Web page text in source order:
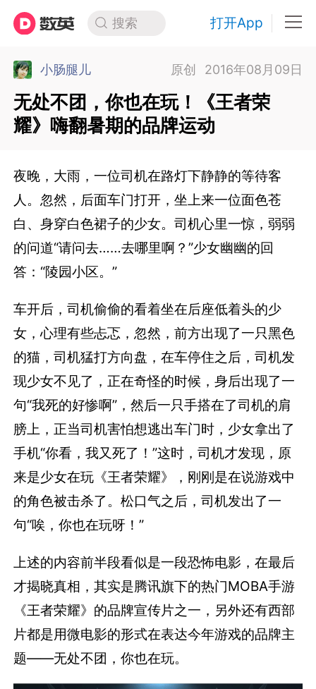
搜索 打开App
小肠腿儿 原创 2016年08月09日
无处不团，你也在玩！《王者荣
耀》嗨翻暑期的品牌运动
夜晚，大雨，一位司机在路灯下静静的等待客
人。忽然，后面车门打开，坐上来一位面色苍
白、身穿白色裙子的少女。司机心里一惊，弱弱
的问道“请问去……去哪里啊？”少女幽幽的回
答：“陵园小区。”
车开后，司机偷偷的看着坐在后座低着头的少
女，心理有些忐忑，忽然，前方出现了一只黑色
的猫，司机猛打方向盘，在车停住之后，司机发
现少女不见了，正在奇怪的时候，身后出现了一
句“我死的好惨啊”，然后一只手搭在了司机的肩
膀上，正当司机害怕想逃出车门时，少女拿出了
手机“你看，我又死了！”这时，司机才发现，原
来是少女在玩《王者荣耀》，刚刚是在说游戏中
的角色被击杀了。松口气之后，司机发出了一
句“唉，你也在玩呀！”
上述的内容前半段看似是一段恐怖电影，在最后
才揭晓真相，其实是腾讯旗下的热门MOBA手游
《王者荣耀》的品牌宣传片之一，另外还有西部
片都是用微电影的形式在表达今年游戏的品牌主
题——无处不团，你也在玩。